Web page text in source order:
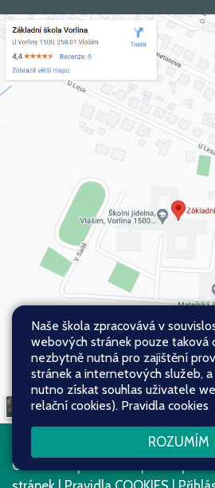
Všechna práva vyhrazena. Copyright
© 2026
Naše škola zpracovává v
webových stránek pouze taková
nezbytně nutná pro zajištění
stránek a internetových služeb,
nutno získat souhlas uživatele
relační cookies). Pravidla cookies
ROZUMÍM